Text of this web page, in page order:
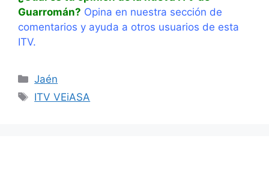
Guarromán? Opina en nuestra sección de
comentarios y ayuda a otros usuarios de esta
ITV.
Categorías
Jaén
Etiquetas
ITV VEiASA